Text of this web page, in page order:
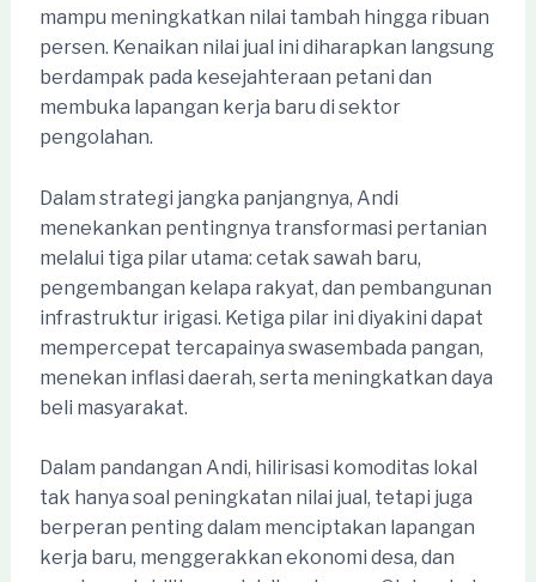
mampu meningkatkan nilai tambah hingga ribuan
persen. Kenaikan nilai jual ini diharapkan langsung
berdampak pada kesejahteraan petani dan
membuka lapangan kerja baru di sektor
pengolahan.
Dalam strategi jangka panjangnya, Andi
menekankan pentingnya transformasi pertanian
melalui tiga pilar utama: cetak sawah baru,
pengembangan kelapa rakyat, dan pembangunan
infrastruktur irigasi. Ketiga pilar ini diyakini dapat
mempercepat tercapainya swasembada pangan,
menekan inflasi daerah, serta meningkatkan daya
beli masyarakat.
Dalam pandangan Andi, hilirisasi komoditas lokal
tak hanya soal peningkatan nilai jual, tetapi juga
berperan penting dalam menciptakan lapangan
kerja baru, menggerakkan ekonomi desa, dan